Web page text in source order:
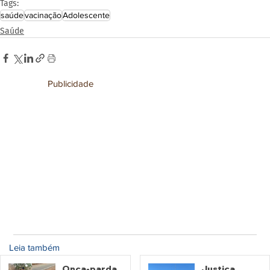
Tags:
saúdevacinaçãoAdolescente
Saúde
Publicidade
Leia também